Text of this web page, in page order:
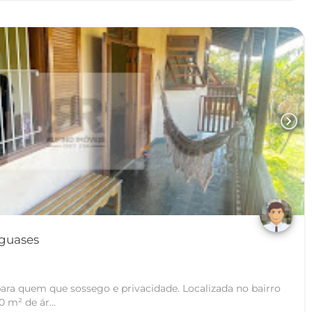
chevron_right
- Cataguases
quem que sossego e privacidade. Localizada no bairro
m² de ár...